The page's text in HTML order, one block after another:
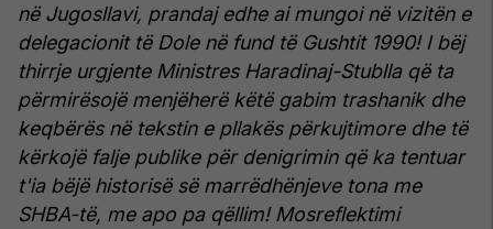
në Jugosllavi, prandaj edhe ai mungoi në vizitën e
delegacionit të Dole në fund të Gushtit 1990! I bëj
thirrje urgjente Ministres Haradinaj-Stublla që ta
përmirësojë menjëherë këtë gabim trashanik dhe
keqbërës në tekstin e pllakës përkujtimore dhe të
kërkojë falje publike për denigrimin që ka tentuar
t'ia bëjë historisë së marrëdhënjeve tona me
SHBA-të, me apo pa qëllim! Mosreflektimi